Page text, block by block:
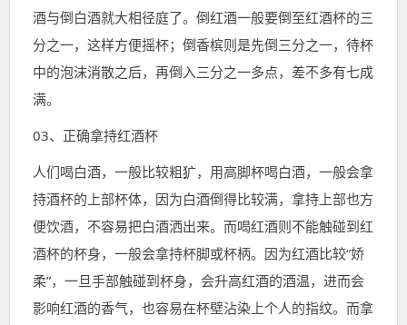
酒与倒白酒就大相径庭了。 倒红酒一般要倒至红酒杯的三
分之一，这样方便摇杯；倒香槟则是先倒三分之一，待杯
中的泡沫消散之后，再倒入三分之一多点，差不多有七成
满。
03、正确拿持红酒杯
人们喝白酒，一般比较粗犷，用高脚杯喝白酒，一般会拿
持酒杯的上部杯体，因为白酒倒得比较满，拿持上部也方
便饮酒，不容易把白酒洒出来。 而喝红酒则不能触碰到红
酒杯的杯身，一般会拿持杯脚或杯柄。 因为红酒比较“娇
柔”，一旦手部触碰到杯身，会升高红酒的酒温，进而会
影响红酒的香气，也容易在杯壁沾染上个人的指纹。而拿